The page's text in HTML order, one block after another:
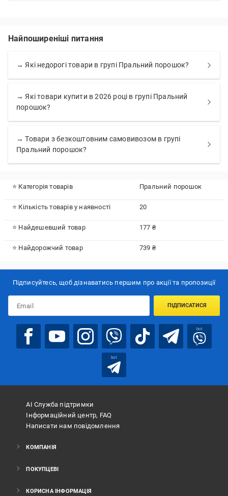
Найпоширеніші питання
→ Які недорогі товари в групі Пральний порошок?
→ Які товари купити в 2026 році в групі Пральний
порошок?
→ Товари з безкоштовним самовивозом в групі
Пральний порошок?
⭐ Категорія товарів Пральний порошок
⭐ Кількість товарів у наявності 20
⭐ Найдешевший товар 177 ₴
⭐ Найдорожчий товар 739 ₴
Підписуйтесь, щоб дізнаватись першим про акції та пропозиції
ПІДПИСАТИСЯ
bot
bot
АІ Служба підтримки
Інформаційний центр, FAQ
Написати нам повідомлення
КОМПАНІЯ
ПОКУПЦЕВІ
КОРИСНА ІНФОРМАЦІЯ